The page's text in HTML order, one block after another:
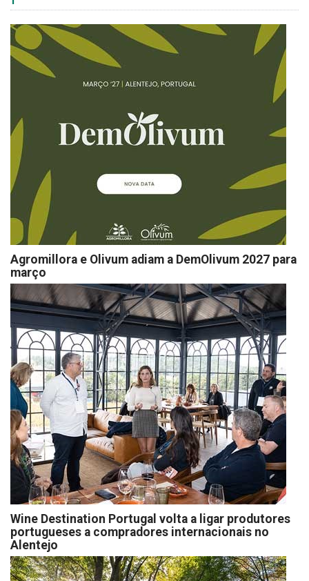
Agromillora e Olivum adiam a DemOlivum 2027 para
março
Wine Destination Portugal volta a ligar produtores
portugueses a compradores internacionais no
Alentejo